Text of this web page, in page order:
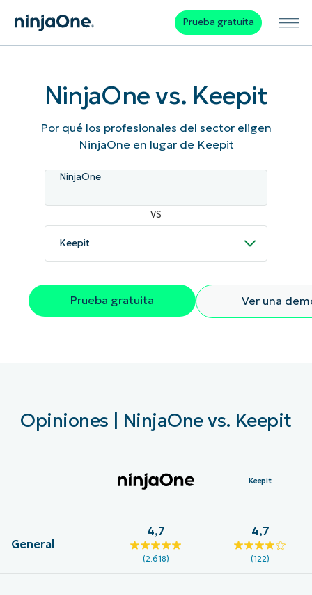
Prueba gratuita
NinjaOne vs. Keepit
Por qué los profesionales del sector eligen
NinjaOne en lugar de Keepit
NinjaOne
VS
Prueba gratuita Ver una
Opiniones | NinjaOne vs. Keepit
Keepit
General
4,7
(2.618)
4,7
(122)